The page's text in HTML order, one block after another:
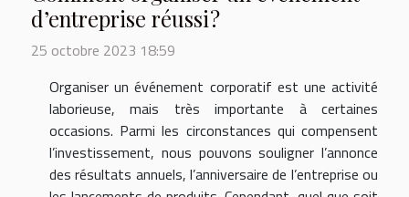
d’entreprise réussi ?
25 octobre 2023 18:59
Organiser un événement corporatif est une activité
laborieuse, mais très importante à certaines
occasions. Parmi les circonstances qui compensent
l’investissement, nous pouvons souligner l’annonce
des résultats annuels, l’anniversaire de l’entreprise ou